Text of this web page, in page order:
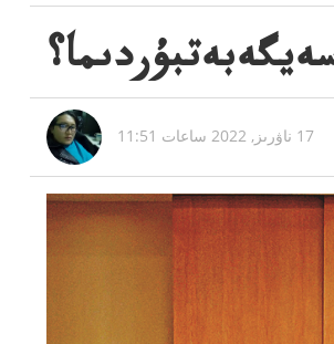
17 ناۋرىز, 2022 ساعات 11:51